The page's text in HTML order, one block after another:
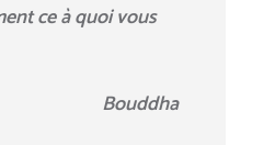
ce à quoi vous
Bouddha